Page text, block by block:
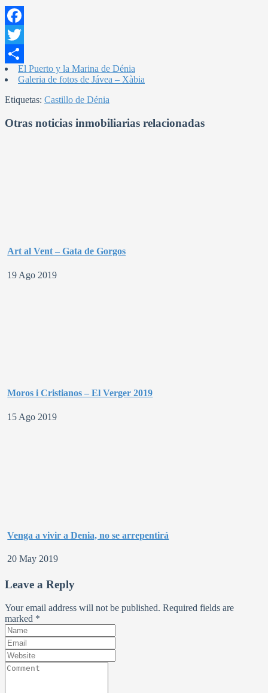
Facebook
Twitter
Compartir
El Puerto y la Marina de Dénia
Galeria de fotos de Jávea – Xàbia
Etiquetas: Castillo de Dénia
Otras noticias inmobiliarias relacionadas
Art al Vent – Gata de Gorgos
19 Ago 2019
Moros i Cristianos – El Verger 2019
15 Ago 2019
Venga a vivir a Denia, no se arrepentirá
20 May 2019
Leave a Reply
Your email address will not be published. Required fields are
marked *